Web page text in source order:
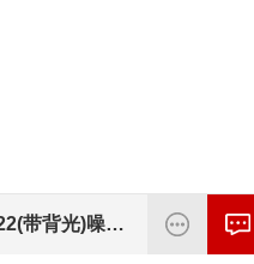
衡欣AZ8922(带背光)噪音计衡欣AZ8922(带背光)